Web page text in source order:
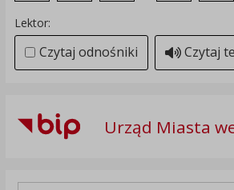
Lektor:
Czytaj odnośniki Czytaj
Urząd Miasta